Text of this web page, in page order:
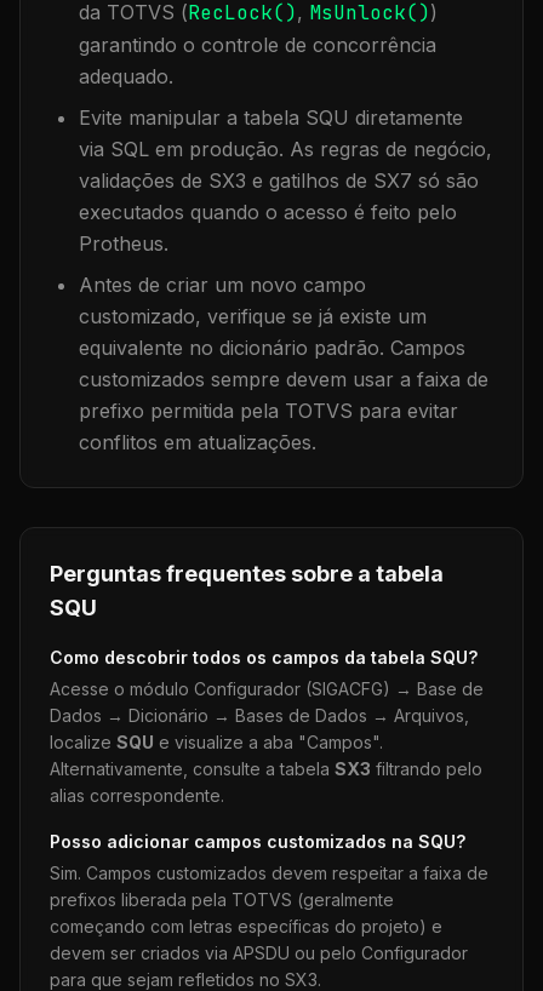
da TOTVS (RecLock(), MsUnlock())
garantindo o controle de concorrência
adequado.
Evite manipular a tabela SQU diretamente
via SQL em produção. As regras de negócio,
validações de SX3 e gatilhos de SX7 só são
executados quando o acesso é feito pelo
Protheus.
Antes de criar um novo campo
customizado, verifique se já existe um
equivalente no dicionário padrão. Campos
customizados sempre devem usar a faixa de
prefixo permitida pela TOTVS para evitar
conflitos em atualizações.
Perguntas frequentes sobre a tabela
SQU
Como descobrir todos os campos da tabela SQU?
Acesse o módulo Configurador (SIGACFG) → Base de
Dados → Dicionário → Bases de Dados → Arquivos,
localize SQU e visualize a aba "Campos".
Alternativamente, consulte a tabela SX3 filtrando pelo
alias correspondente.
Posso adicionar campos customizados na SQU?
Sim. Campos customizados devem respeitar a faixa de
prefixos liberada pela TOTVS (geralmente
começando com letras específicas do projeto) e
devem ser criados via APSDU ou pelo Configurador
para que sejam refletidos no SX3.